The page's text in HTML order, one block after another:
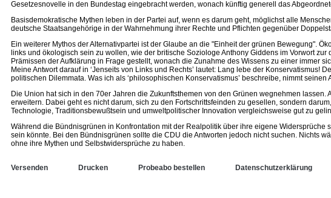
Gesetzesnovelle in den Bundestag eingebracht werden, wonach künftig generell das
Basisdemokratische Mythen leben in der Partei auf, wenn es darum geht, möglichst alle
deutsche Staatsangehörige in der Wahrnehmung ihrer Rechte und Pflichten gegenüber
Ein weiterer Mythos der Alternativpartei ist der Glaube an die "Einheit der grünen Bewegung".
links und ökologisch sein zu wollen, wie der britische Soziologe Anthony Giddens im Vorwort
Prämissen der Aufklärung in Frage gestellt, wonach die Zunahme des Wissens zu einer immer
Meine Antwort darauf in ‘Jenseits von Links und Rechts’ lautet: Lang lebe der
politischen Dilemmata. Was ich als ‘philosophischen Konservatismus’ beschreibe, nimmt
Die Union hat sich in den 70er Jahren die Zukunftsthemen von den Grünen wegnehmen
erweitern. Dabei geht es nicht darum, sich zu den Fortschrittsfeinden zu gesellen, sondern
Technologie, Traditionsbewußtsein und umweltpolitischer Innovation vergleichsweise gut zu
Während die Bündnisgrünen in Konfrontation mit der Realpolitik über ihre eigene
sein könnte. Bei den Bündnisgrünen sollte die CDU die Antworten jedoch nicht suchen. Nichts
ohne ihre Mythen und Selbstwidersprüche zu haben.
Versenden Drucken Probeabo bestellen Datenschutzerklärung